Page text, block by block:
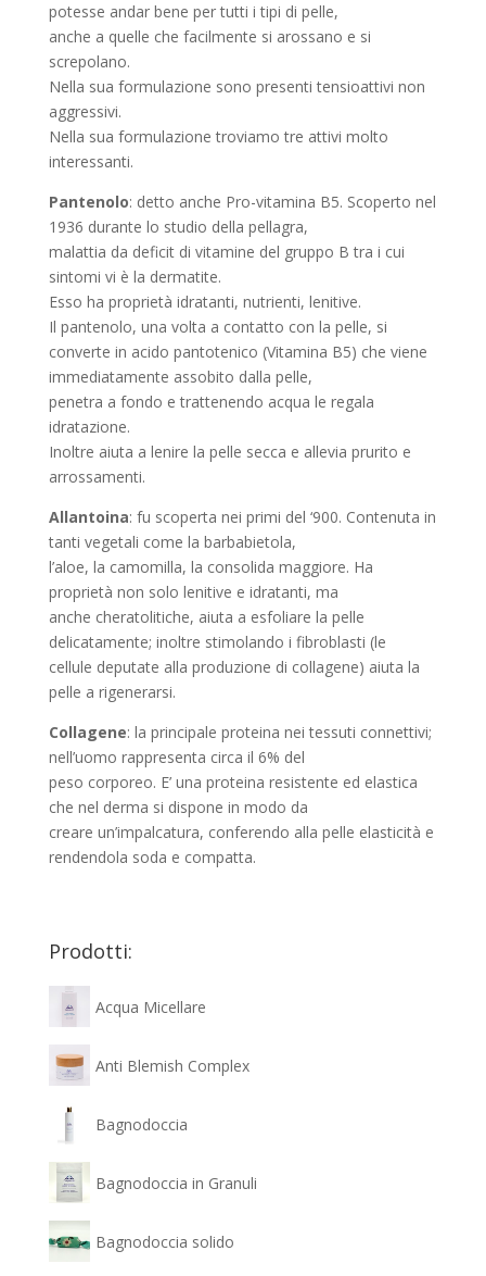
potesse andar bene per tutti i tipi di pelle,
anche a quelle che facilmente si arossano e si
screpolano.
Nella sua formulazione sono presenti tensioattivi non
aggressivi.
Nella sua formulazione troviamo tre attivi molto
interessanti.
Pantenolo: detto anche Pro-vitamina B5. Scoperto nel
1936 durante lo studio della pellagra,
malattia da deficit di vitamine del gruppo B tra i cui
sintomi vi è la dermatite.
Esso ha proprietà idratanti, nutrienti, lenitive.
Il pantenolo, una volta a contatto con la pelle, si
converte in acido pantotenico (Vitamina B5) che viene
immediatamente assobito dalla pelle,
penetra a fondo e trattenendo acqua le regala
idratazione.
Inoltre aiuta a lenire la pelle secca e allevia prurito e
arrossamenti.
Allantoina: fu scoperta nei primi del ‘900. Contenuta in
tanti vegetali come la barbabietola,
l’aloe, la camomilla, la consolida maggiore. Ha
proprietà non solo lenitive e idratanti, ma
anche cheratolitiche, aiuta a esfoliare la pelle
delicatamente; inoltre stimolando i fibroblasti (le
cellule deputate alla produzione di collagene) aiuta la
pelle a rigenerarsi.
Collagene: la principale proteina nei tessuti connettivi;
nell’uomo rappresenta circa il 6% del
peso corporeo. E’ una proteina resistente ed elastica
che nel derma si dispone in modo da
creare un’impalcatura, conferendo alla pelle elasticità e
rendendola soda e compatta.
Prodotti:
Acqua Micellare
Anti Blemish Complex
Bagnodoccia
Bagnodoccia in Granuli
Bagnodoccia solido